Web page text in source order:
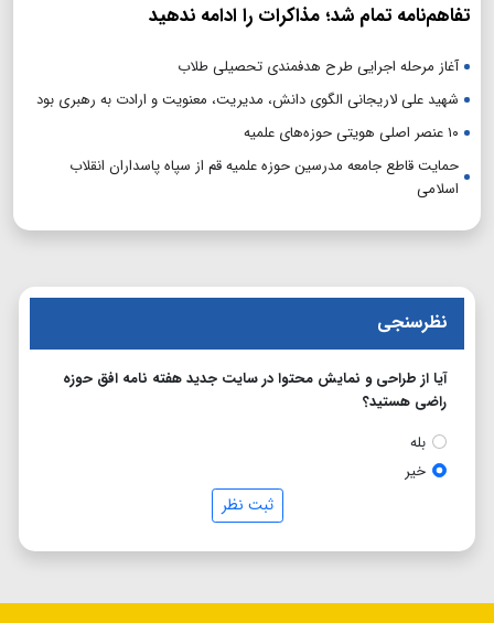
تفاهم‌نامه تمام شد؛ مذاکرات را ادامه ندهید
آغاز مرحله اجرایی طرح هدفمندی تحصیلی طلاب
شهید علی لاریجانی الگوی دانش، مدیریت، معنویت و ارادت به رهبری بود
۱۰ عنصر اصلی هویتی حوزه‌های علمیه
حمایت قاطع جامعه مدرسین حوزه علمیه قم از سپاه پاسداران انقلاب
اسلامی
نظرسنجی
آیا از طراحی و نمایش محتوا در سایت جدید هفته نامه افق حوزه
راضی هستید؟
بله
خیر
ثبت نظر